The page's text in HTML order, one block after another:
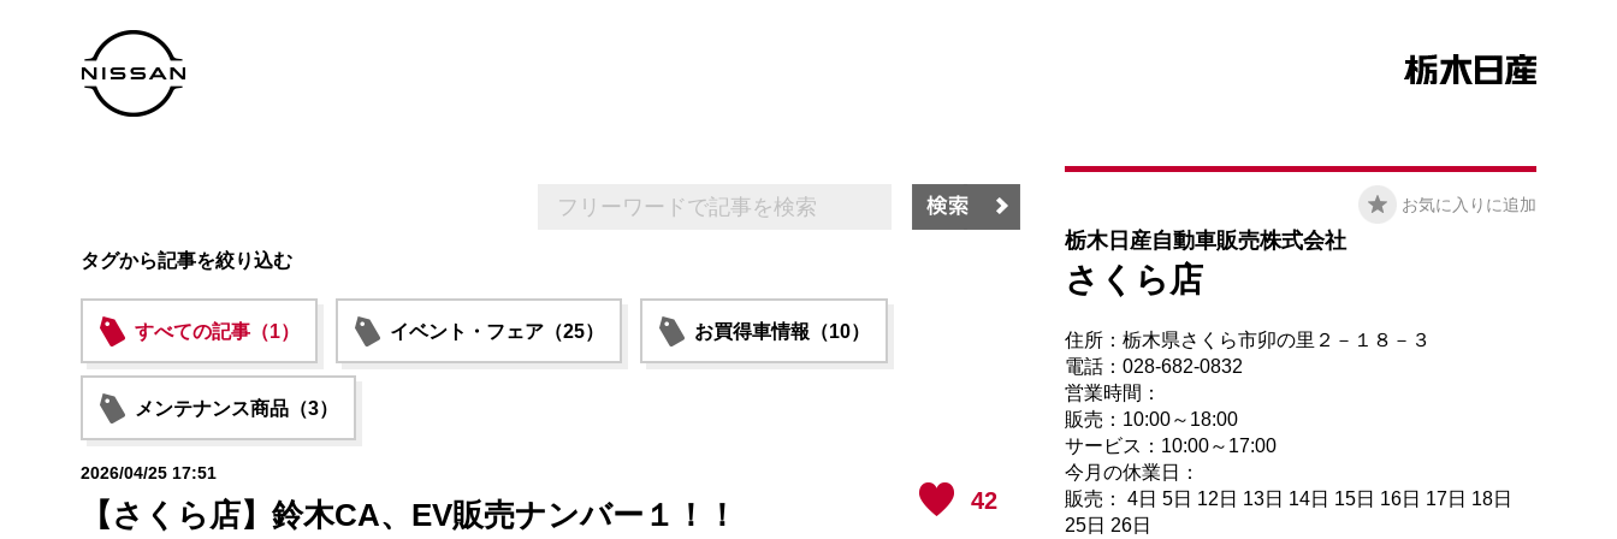
タグから記事を絞り込む
すべての記事（1） イベント・フェア（25） お買得車情報（10）
メンテナンス商品（3）
42
2026/04/25 17:51
【さくら店】鈴木CA、EV販売ナンバー１！！
お気に入りに追加
栃木日産自動車販売株式会社
さくら店
住所：栃木県さくら市卯の里２－１８－３
電話：028-682-0832
営業時間：
販売：10:00～18:00
サービス：10:00～17:00
今月の休業日：
販売： 4日 5日 12日 13日 14日 15日 16日 17日 18日
25日 26日